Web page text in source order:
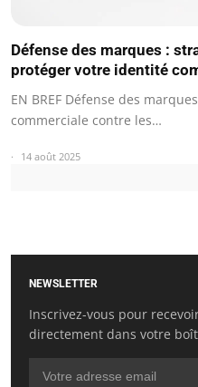
Défense des marques :
protéger votre identité
EN BREF Défense des
commerciale contre les…
14 août 2025
NEWSLETTER
Inscrivez-vous pour
directement dans votre